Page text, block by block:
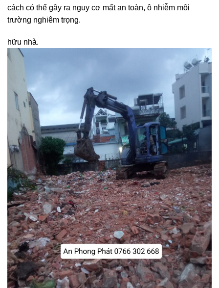
cách có thể gây ra nguy cơ mất an toàn, ô nhiễm môi
trường nghiêm trọng.
hữu nhà.